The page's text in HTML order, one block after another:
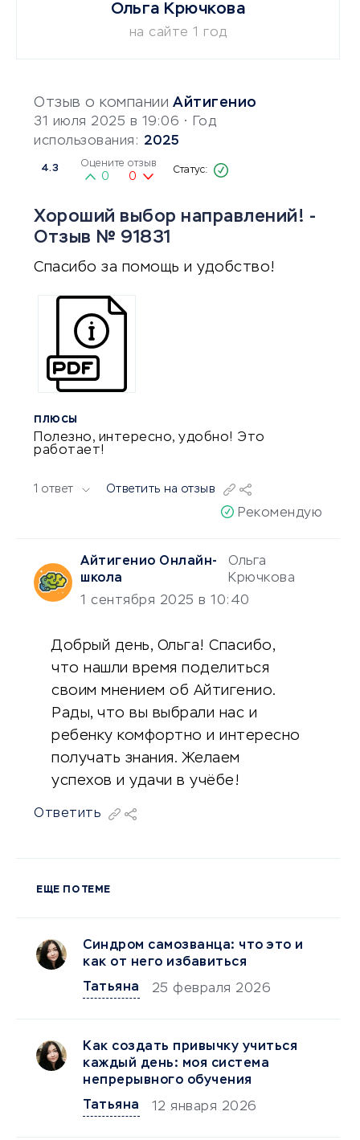
Отзыв о компании Айтигенио
31 июля 2025 в 19:06 • Год
использования: 2025
4.3 Оцените отзыв
0 0
Хороший выбор направлений! -
Отзыв № 91831
Спасибо за помощь и удобство!
ПЛЮСЫ
Полезно, интересно, удобно! Это
работает!
1 ответ Ответить на отзыв
Рекомендую
Айтигенио Онлайн-
школа
Ольга
Крючкова
1 сентября 2025 в 10:40
Добрый день, Ольга! Спасибо,
что нашли время поделиться
своим мнением об Айтигенио.
Рады, что вы выбрали нас и
ребенку комфортно и интересно
получать знания. Желаем
успехов и удачи в учёбе!
Ответить
ЕЩЕ ПО ТЕМЕ
Синдром самозванца: что это и
как от него избавиться
Татьяна
25 февраля 2026
Как создать привычку учиться
каждый день: моя система
непрерывного обучения
Татьяна
12 января 2026
Ольга Крючкова
на сайте 1 год